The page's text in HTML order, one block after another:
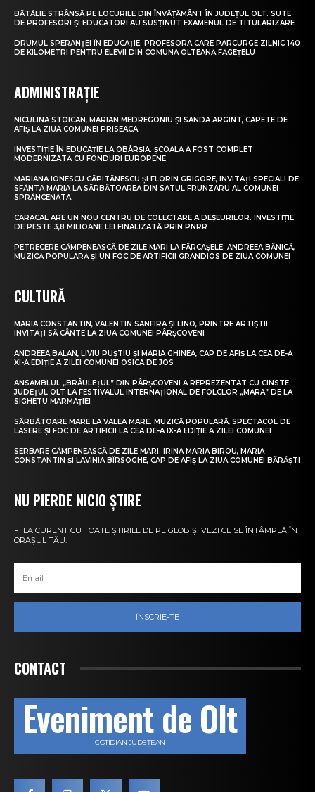
BĂTĂLIE STRÂNSĂ PE LOCURILE DIN ÎNVĂȚĂMÂNT ÎN JUDEȚUL OLT. SUTE
DE PROFESORI ȘI EDUCATORI AU SUSȚINUT EXAMENUL DE TITULARIZARE
DRUMUL SPERANȚEI ÎN EDUCAȚIE. PROFESORA CARE PARCURGE ZILNIC 140
DE KILOMETRI PENTRU ELEVII DIN COMUNA OLTEANĂ FĂGEȚELU
ADMINISTRAȚIE
NICULINA STOICAN, MARIAN MEDREGONIU ȘI SANDA ARGINT, CAPETE DE
AFIȘ LA ZIUA COMUNEI PRISEACA
INVESTIȚIE ÎN EDUCAȚIE LA OBÂRȘIA. ȘCOALA A FOST COMPLET
MODERNIZATĂ CU FONDURI EUROPENE
MARIANA IONESCU CĂPITĂNESCU ȘI FLORIN GRIGORE, INVITAȚI SPECIALI DE
SFÂNTA MARIA LA SĂRBĂTOAREA DIN SATUL FRUNZARU AL COMUNEI
SPRÂNCENATA
CARACAL ARE UN NOU CENTRU DE COLECTARE A DEȘEURILOR. INVESTIȚIE
DE PESTE 3,8 MILIOANE LEI FINALIZATĂ PRIN PNRR
PETRECERE CÂMPENEASCĂ DE ZILE MARI LA FĂRCAȘELE. ANDREEA BĂNICĂ,
MUZICĂ POPULARĂ ȘI UN FOC DE ARTIFICII GRANDIOS DE ZIUA COMUNEI
CULTURĂ
MARIA CONSTANTIN, VALENTIN SANFIRA ȘI LINO, PRINTRE ARTIȘTII
INVITAȚI SĂ CÂNTE LA ZIUA COMUNEI PÂRȘCOVENI
ANDREEA BĂLAN, LIVIU PUȘTIU ȘI MARIA GHINEA, CAP DE AFIȘ LA CEA DE-A
XI-A EDIȚIE A ZILEI COMUNEI OSICA DE JOS
ANSAMBLUL „BRÂULEȚUL” DIN PÂRȘCOVENI A REPREZENTAT CU CINSTE
JUDEȚUL OLT LA FESTIVALUL INTERNAȚIONAL DE FOLCLOR „MARA” DE LA
SIGHETU MARMAȚIEI
SĂRBĂTOARE MARE LA VALEA MARE. MUZICĂ POPULARĂ, SPECTACOL DE
LASERE ȘI FOC DE ARTIFICII LA CEA DE-A IX-A EDIȚIE A ZILEI COMUNEI
SERBARE CÂMPENEASCĂ DE ZILE MARI. IRINA MARIA BIROU, MARIA
CONSTANTIN ȘI LAVINIA BÎRSOGHE, CAP DE AFIȘ LA ZIUA COMUNEI BĂRĂȘTI
NU PIERDE NICIO ȘTIRE
FI LA CURENT CU TOATE ȘTIRILE DE PE GLOB ȘI VEZI CE SE ÎNTÂMPLĂ ÎN
ORAȘUL TĂU.
ÎNSCRIE-TE
CONTACT
Eveniment de Olt
COTIDIAN JUDEȚEAN